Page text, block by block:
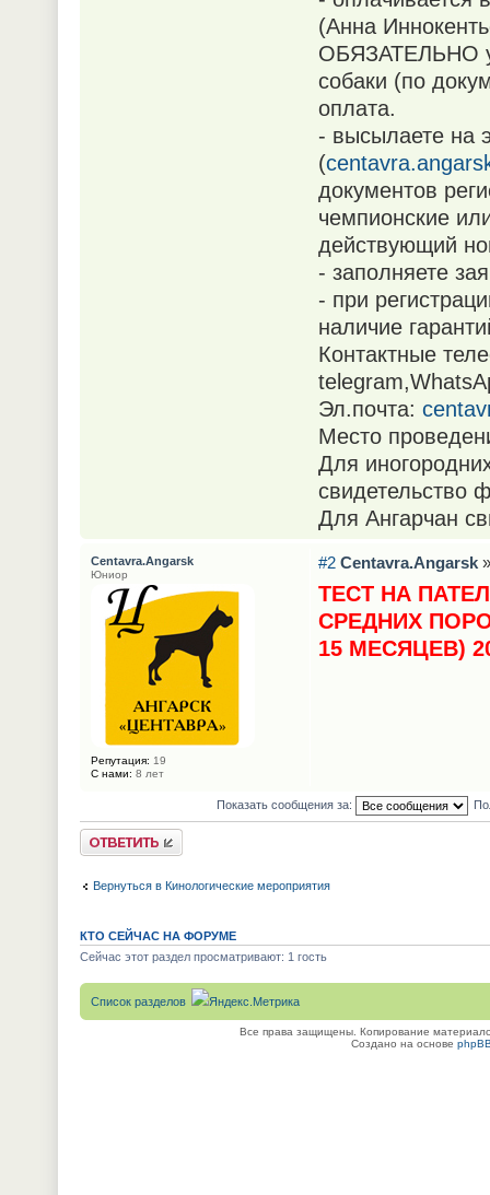
(Анна
ОБЯЗАТЕЛЬНО
собаки (по
оплата.
- высылаете на
(
документов
чемпионские
действующий
- заполняете
- при
наличие
Контактные
Эл.почта:
Место
Для
свидетельство
Для Ангарчан
#2 Centavra.Angarsk»
ТЕСТ НА
СРЕДНИХ
15 МЕСЯЦЕВ)
Centavra.Angarsk
Юниор
Репутация: 19
С нами: 8 лет
Показать сообщения за:
Ответить
Вернуться в Кинологические мероприятия
КТО СЕЙЧАС НА ФОРУМЕ
Сейчас этот раздел просматривают: 1 гость
Список разделов
Все права защищены. Копирование
Создано на основе